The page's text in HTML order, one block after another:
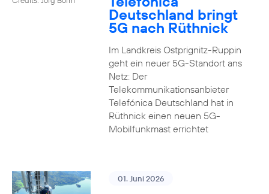
Deutschland bringt
5G nach Rüthnick
Im Landkreis Ostprignitz-Ruppin
geht ein neuer 5G-Standort ans
Netz: Der
Telekommunikationsanbieter
Telefónica Deutschland hat in
Rüthnick einen neuen 5G-
Mobilfunkmast errichtet
01. Juni 2026